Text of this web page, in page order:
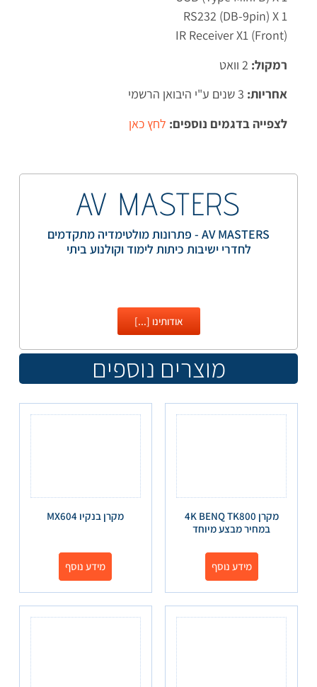
RS232 (DB-9pin) X 1
IR Receiver X1 (Front)‎
רמקול:
אחריות:
לצפייה בדגמים נוספים: לחץ כאן
AV MASTERS
AV MASTERS - פתרונות מולטימדיה מתקדמים
לחדרי ישיבות כיתות לימוד וקולנוע ביתי
אודותינו [...]
מוצרים נוספים
מקרן 4K BENQ TK800
במחיר מבצע מיוחד
מידע נוסף
מקרן בנקיו MX604
מידע נוסף